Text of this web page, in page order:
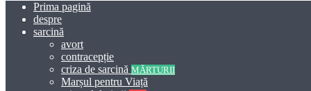
Prima pagină
despre
sarcină
avort
contracepție
criza de sarcină MĂRTURII
Marșul pentru Viață